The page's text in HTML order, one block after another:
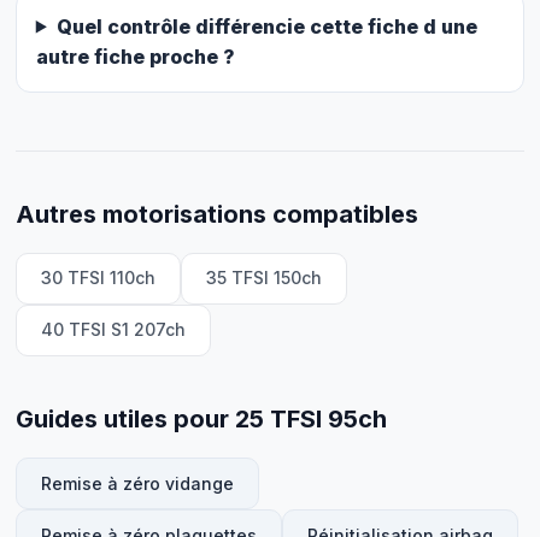
Quel contrôle différencie cette fiche d une
autre fiche proche ?
Autres motorisations compatibles
30 TFSI 110ch 35 TFSI 150ch
40 TFSI S1 207ch
Guides utiles pour 25 TFSI 95ch
Remise à zéro vidange